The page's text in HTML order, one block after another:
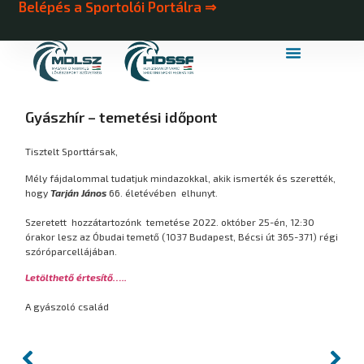
Belépés a Sportolói Portálra ⇒
Gyászhír – temetési időpont
Tisztelt Sporttársak,
Mély fájdalommal tudatjuk mindazokkal, akik ismerték és szerették,
hogyTarján János 66. életévében elhunyt.
Szeretett hozzátartozónk temetése 2022. október 25-én, 12:30
órakor lesz az Óbudai temető (1037 Budapest, Bécsi út 365-371) régi
szóróparcellájában.
Letölthető értesítő…..
A gyászoló család